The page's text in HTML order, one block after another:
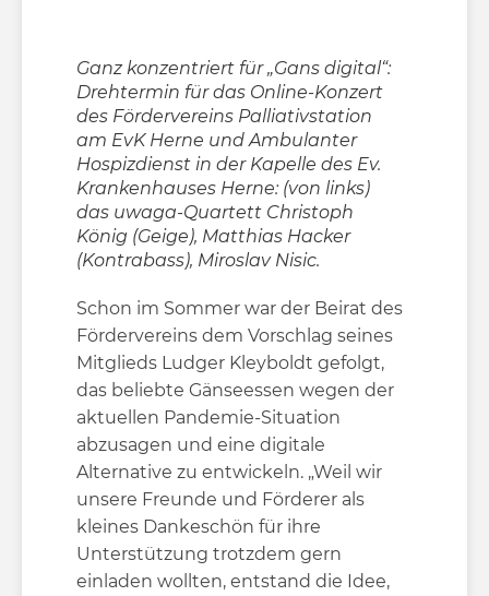
Ganz konzentriert für „Gans digital“:
Drehtermin für das Online-Konzert
des Fördervereins Palliativstation
am EvK Herne und Ambulanter
Hospizdienst in der Kapelle des Ev.
Krankenhauses Herne: (von links)
das uwaga-Quartett Christoph
König (Geige), Matthias Hacker
(Kontrabass), Miroslav Nisic.
Schon im Sommer war der Beirat des
Fördervereins dem Vorschlag seines
Mitglieds Ludger Kleyboldt gefolgt,
das beliebte Gänseessen wegen der
aktuellen Pandemie-Situation
abzusagen und eine digitale
Alternative zu entwickeln. „Weil wir
unsere Freunde und Förderer als
kleines Dankeschön für ihre
Unterstützung trotzdem gern
einladen wollten, entstand die Idee,